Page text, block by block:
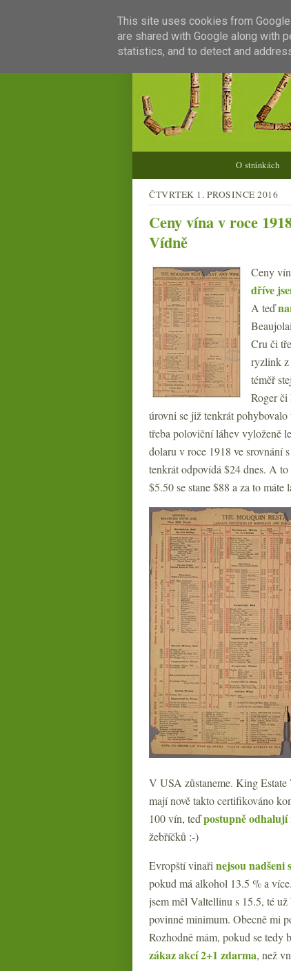
O stránkách
ČTVRTEK 1. PROSINCE 2016
Ceny vína v roce
Vídně
Ceny
dříve
A teď
Cru či
ryzlink z
téměř
Roger či
úrovni se již tenkrát
třeba poloviční láhev vyloženě
dolaru v roce 1918 ve srovnání
tenkrát odpovídá $24 dnes. A
$5.50 se stane $88 a za to máte
V USA zůstaneme. King
mají nově takto certifikováno
100 vín, teďpostupně odhalují
žebříčků :-)
Evropští vinaři nejsou nadšeni
pokud má alkohol 13.5 % a
jsem měl Valtellinu s 15.5, té
povinné minimum. Obecně mi
Rozhodně mám, pokud se tedy
zákaz akcí 2+1 zdarma, než
This site uses cookies from
are shared with Google along with
statistics, and to detect and